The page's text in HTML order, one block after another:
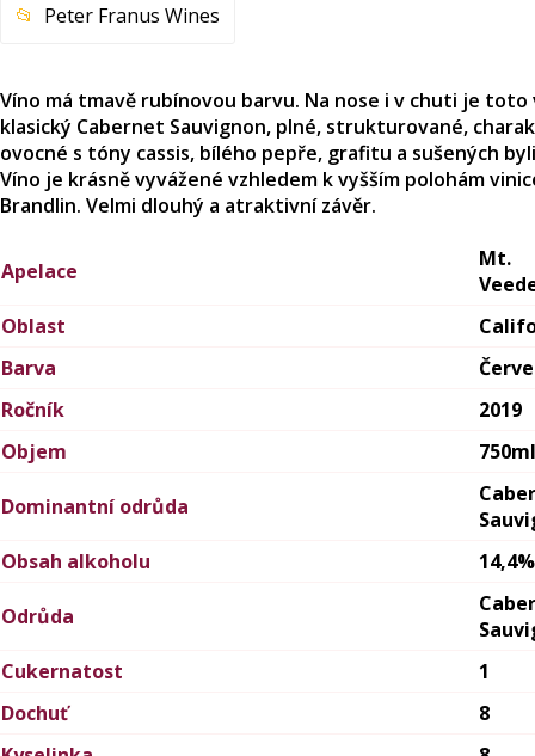
Peter Franus Wines
Apelace
Mt.
Oblast
Barva
Ročník
2019
Objem
750ml
Dominantní odrůda
Obsah alkoholu
14,4%
Odrůda
Cukernatost
1
Dochuť
8
Víno má tmavě rubínovou barvu. Na nose i v chuti je toto
klasický Cabernet Sauvignon, plné, strukturované,
ovocné s tóny cassis, bílého pepře, grafitu a sušených
Víno je krásně vyvážené vzhledem k vyšším polohám
Brandlin. Velmi dlouhý a atraktivní závěr.